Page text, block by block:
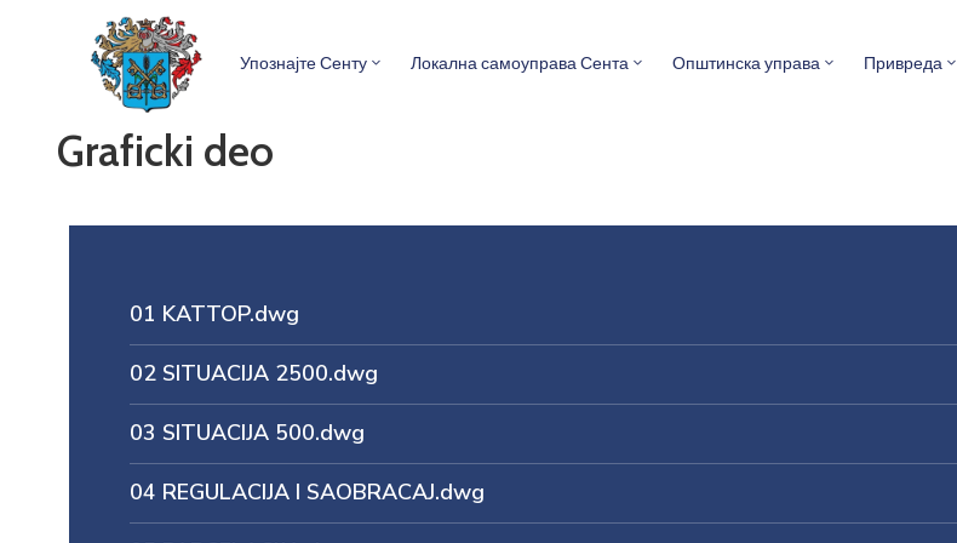
Упознајте Сенту Локална самоуправа Сента Општинска управа Привреда
Graficki deo
01 KATTOP.dwg
02 SITUACIJA 2500.dwg
03 SITUACIJA 500.dwg
04 REGULACIJA I SAOBRACAJ.dwg